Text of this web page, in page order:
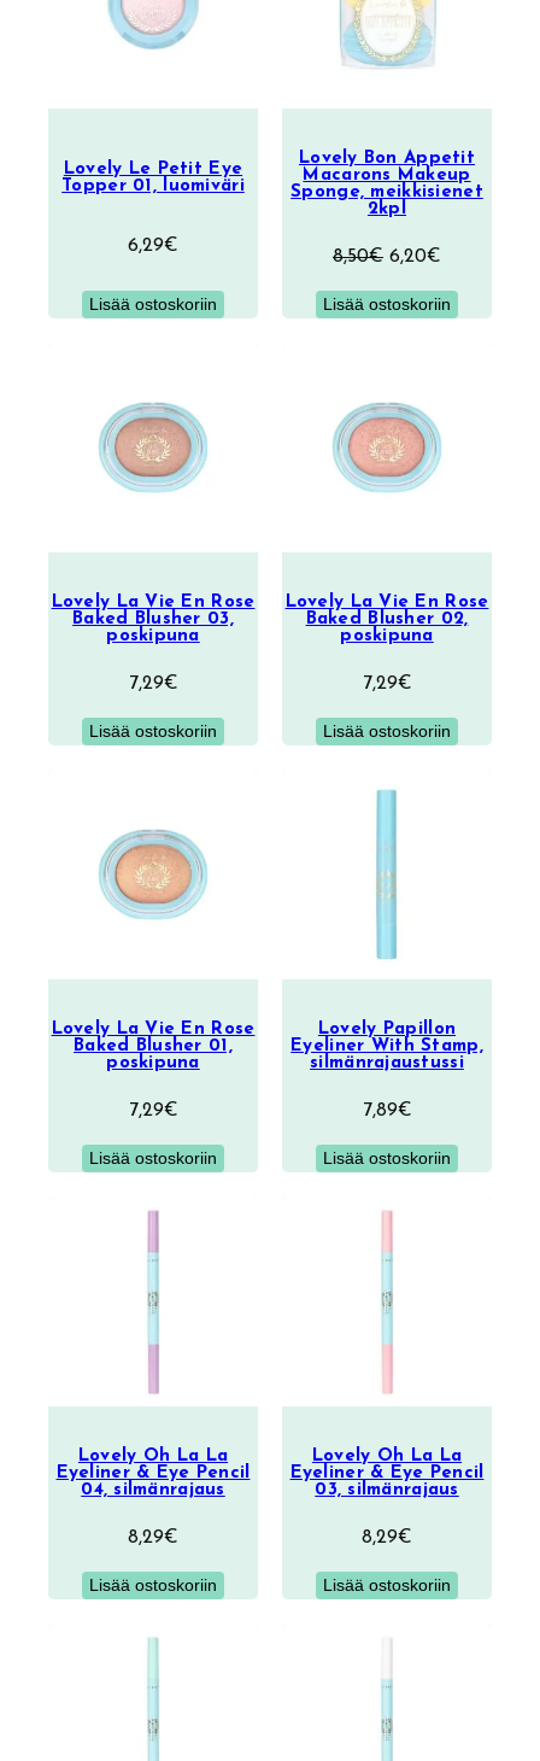
Lovely Le Petit Eye
Topper 01, luomiväri
6,29€
Lisää ostoskoriin
Lovely Bon Appetit
Macarons Makeup
Sponge, meikkisienet
2kpl
8,50€ Alkuperäinen
oli:
6,20€
on:
Lisää ostoskoriin
Lovely La Vie En Rose
Baked Blusher 03,
poskipuna
7,29€
Lisää ostoskoriin
Lovely La Vie En Rose
Baked Blusher 02,
poskipuna
7,29€
Lisää ostoskoriin
Lovely La Vie En Rose
Baked Blusher 01,
poskipuna
7,29€
Lisää ostoskoriin
Lovely Papillon
Eyeliner With Stamp,
silmänrajaustussi
7,89€
Lisää ostoskoriin
Lovely Oh La La
Eyeliner & Eye Pencil
04, silmänrajaus
8,29€
Lisää ostoskoriin
Lovely Oh La La
Eyeliner & Eye Pencil
03, silmänrajaus
8,29€
Lisää ostoskoriin